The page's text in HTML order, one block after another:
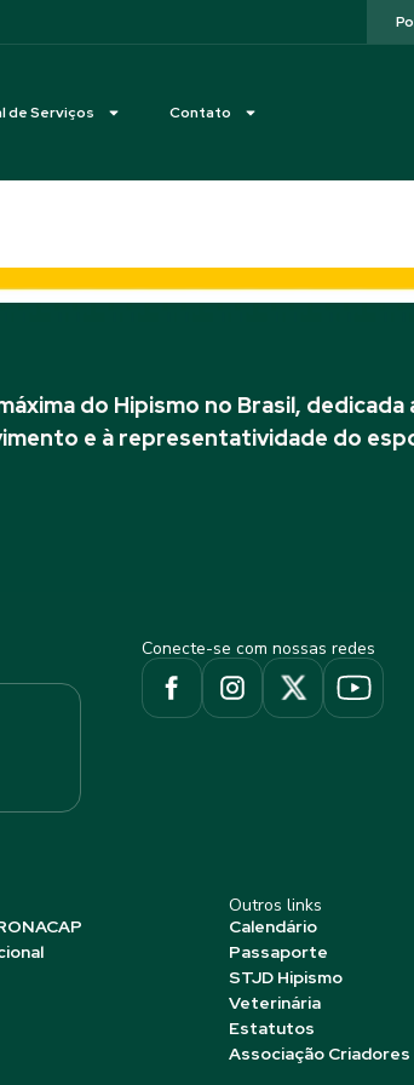
de Serviços Contato
do Hipismo no Brasil, dedicada
e à representatividade do
Conecte-se com nossas redes
Outros links
Calendário
Passaporte
STJD Hipismo
Veterinária
Estatutos
Associação Criadores